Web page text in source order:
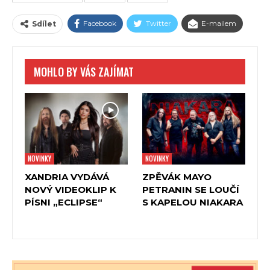
Sabaton předvedli skvělou show s jevištními výkony,
Zaplněnou arénu nejdříve rozehřáli BLOODBOUND se
svoji aktuální, již devátou deskou „Creatures Of The Dark
Realm“. Následovalo vystoupení formaceAvatarstírají
hranice mezi kapelou, divadelním souborem a hororem.
Českým fanouškům jeAvatar
dobře znám a u nás vždy
vřele vítán. Kapela pokračuje v propagaci alba „Hunter
Gatherer“ vydaného v roce 2020, které je pokračováním
„Feathers & Flesh“ a „Avatar Country“.
Po show Avataru byla scéna přestavěna a nyní
připomínala válečnou zónu. Na jevišti byly postaveny
Sdílet Facebook Twitter E-mailem
MOHLO BY VÁS ZAJÍMAT
NOVINKY
XANDRIA VYDÁVÁ
NOVÝ VIDEOKLIP K
PÍSNI „ECLIPSE“
NOVINKY
ZPĚVÁK MAYO
PETRANIN SE LOUČÍ
S KAPELOU NIAKARA